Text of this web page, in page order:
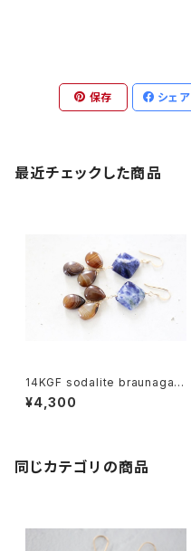
保存 シェア
最近チェックした商品
14KGF sodalite braunagate
pierce[kgf3552]
¥4,300
同じカテゴリの商品